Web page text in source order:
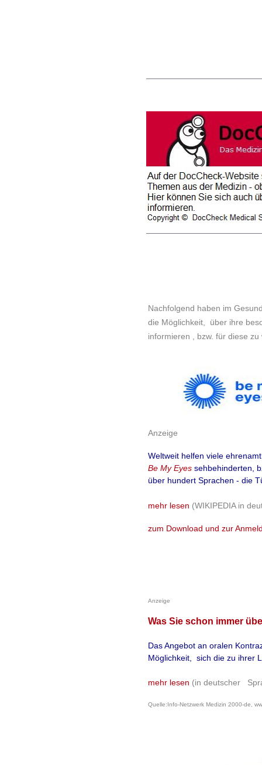
Nachfolgend haben im
die Möglichkeit, über ihre
informieren , bzw. für diese
Anzeige
Weltweit helfen viele
Be My Eyes sehbehinderten,
über hundert Sprachen - die
mehr lesen (WIKIPEDIA in
zum Download und zur
Anzeige
Was Sie schon immer
Das Angebot an oralen
Möglichkeit, sich die zu ihrer
mehr lesen (in deutscher
Quelle:Info-Netzwerk Medizin 2000-de,